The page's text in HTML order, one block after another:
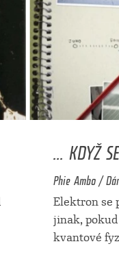
... KDYŽ
Phie Ambo /
Elektron se
jinak,
kvantové